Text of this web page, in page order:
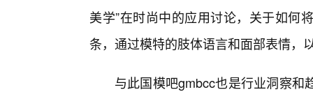
美学”在时尚中的应用讨论，关于如何
条，通过模特的肢体语言和面部表情，
与此国模吧gmbcc也是行业洞察和